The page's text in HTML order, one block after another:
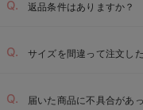
返品条件はありますか？
サイズを間違って注文し
届いた商品に不具合があ